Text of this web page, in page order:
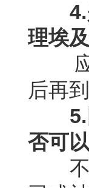
4.
理埃
后再
5.
否可